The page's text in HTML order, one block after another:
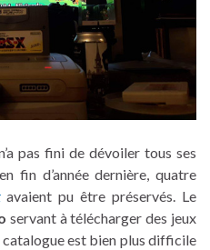
pas fini de dévoiler tous ses
fin d’année dernière, quatre
avaient pu être préservés. Le
servant à télécharger des jeux
catalogue est bien plus difficile